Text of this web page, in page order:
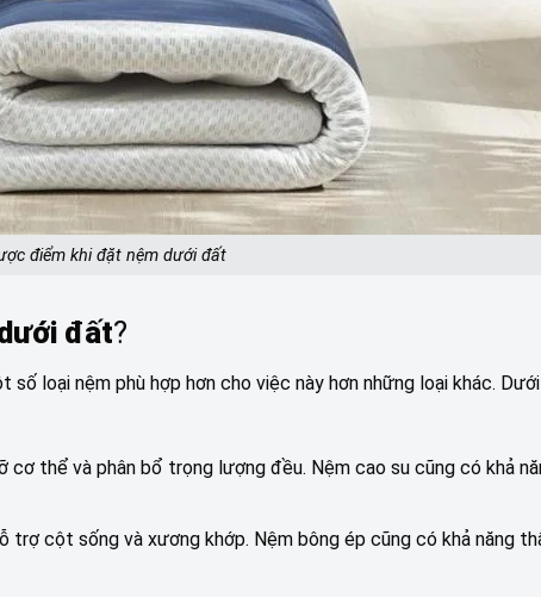
điểm khi đặt nệm dưới đất
đất?
loại nệm phù hợp hơn cho việc này hơn những loại khác.
cơ thể và phân bổ trọng lượng đều. Nệm cao su cũng có khả
trợ cột sống và xương khớp. Nệm bông ép cũng có khả năng